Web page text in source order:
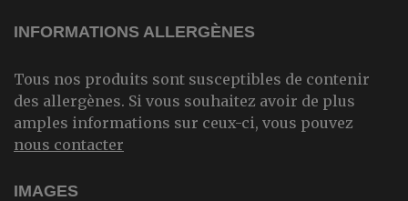
INFORMATIONS ALLERGÈNES
Tous nos produits sont susceptibles de contenir
des allergènes. Si vous souhaitez avoir de plus
amples informations sur ceux-ci, vous pouvez
nous contacter
IMAGES